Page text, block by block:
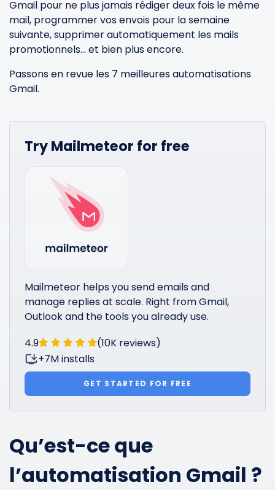
Gmail pour ne plus jamais rédiger deux fois le même
mail, programmer vos envois pour la semaine
suivante, supprimer automatiquement les mails
promotionnels… et bien plus encore.
Passons en revue les 7 meilleures automatisations
Gmail.
Try Mailmeteor for free
Mailmeteor helps you send emails and
manage replies at scale. Right from Gmail,
Outlook and the tools you already use.
4.9
(10K reviews)
+7M installs
GET STARTED FOR FREE
Qu’est-ce que
l’automatisation Gmail ?